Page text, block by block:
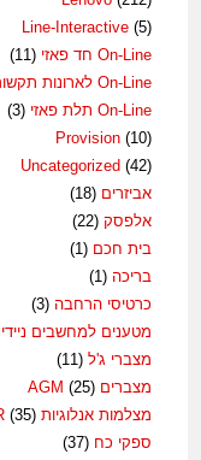
Line-Interactive (5)
On-Line חד פאזי
(11)
On-Line לארונות תקשורת
On-Line תלת פאזי
(3)
Provision (10)
Uncategorized (42)
אביזרים (18)
אלפסק (22)
בית חכם (1)
בריכה (1)
כרטיסי הרחבה (3)
מטענים למחשבים
מצברי ג'ל (11)
מצברים AGM(25)
מצלמות אנלוגיות DVR(35)
ספקי כח (37)